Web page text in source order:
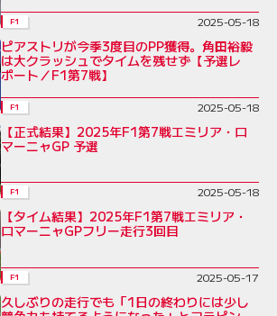
F1 2025-05-18
ピアストリが今季3度目のPP獲得。角田裕毅
は大クラッシュでタイムを残せず【予選レ
ポート／F1第7戦】
F1 2025-05-18
【正式結果】2025年F1第7戦エミリア・ロ
マーニャGP 予選
F1 2025-05-18
【タイム結果】2025年F1第7戦エミリア・
ロマーニャGPフリー走行3回目
F1 2025-05-17
久しぶりの走行でも「1日の終わりには少し